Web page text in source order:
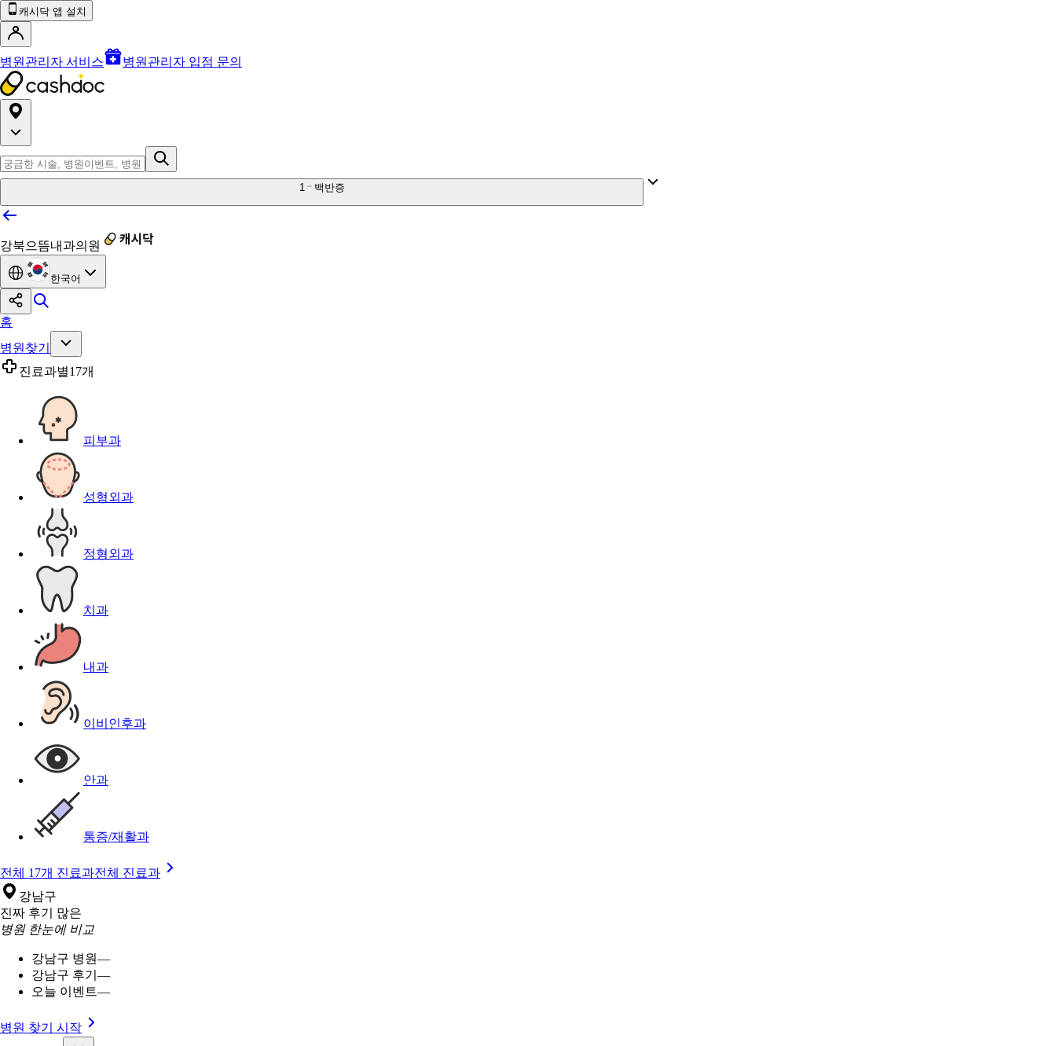
캐시닥 앱 설치
병원관리자 서비스 병원관리자 입점 문의
1 백반증
강북으뜸내과의원
한국어
홈
병원찾기
진료과별17개
피부과
성형외과
정형외과
치과
내과
이비인후과
안과
통증/재활과
전체 17개 진료과전체 진료과
강남구
진짜 후기 많은
병원 한눈에 비교
강남구 병원—
강남구 후기 —
오늘 이벤트—
병원 찾기 시작